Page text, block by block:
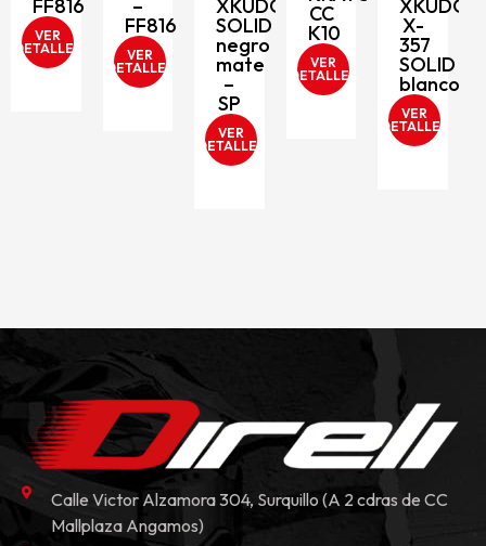
FF816
VER
DETALLES
–
FF816
VER
DETALLES
XKUDO
SOLID
negro
mate
–
SP
VER
DETALLES
CC
K10
VER
DETALLES
XKUDO
X-
357
SOLID
blanco
VER
DETALLES
Calle Victor Alzamora 304, Surquillo (A 2 cdras de CC
Mallplaza Angamos)